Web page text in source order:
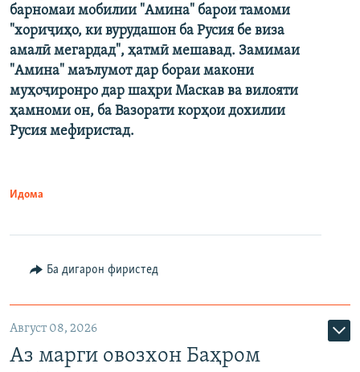
барномаи мобилии "Амина" барои тамоми
"хориҷиҳо, ки вурудашон ба Русия бе виза
амалӣ мегардад", ҳатмӣ мешавад. Замимаи
"Амина" маълумот дар бораи макони
муҳоҷиронро дар шаҳри Маскав ва вилояти
ҳамноми он, ба Вазорати корҳои дохилии
Русия мефиристад.
Идома
Ба дигарон фиристед
Август 08, 2026
Аз марги овозхон Баҳром